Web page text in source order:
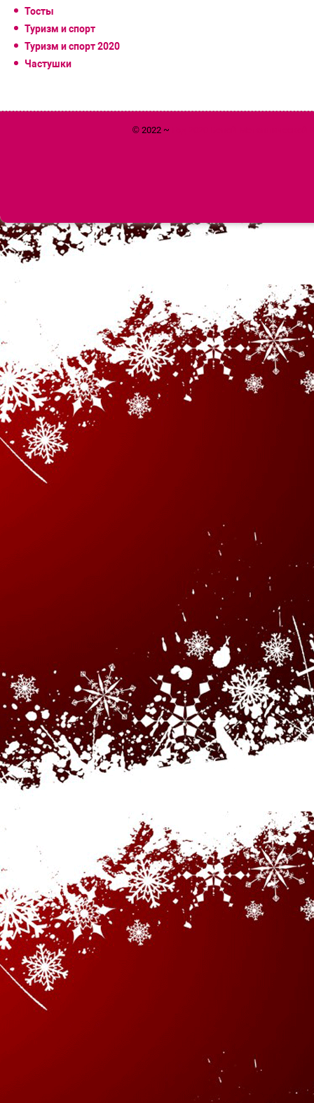
Тосты
Туризм и спорт
Туризм и спорт 2020
Частушки
© 2022 ~